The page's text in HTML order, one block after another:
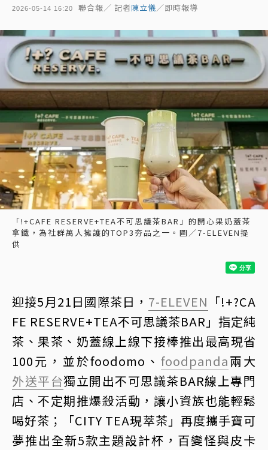
2026-05-14 16:20 聯合報／ 記者陳立儀／即時報導
「!+CAFE RESERVE+TEA不可思議茶BAR」的開心果奶蓋茶
拿鐵，為社群萬人擁護的TOP3夯品之一。圖／7-ELEVEN提
供
迎接5月21日國際茶日， 7-ELEVEN 「!+?CA
FE RESERVE+TEA不可思議茶BAR」指定純
茶、果茶、奶蓋線上線下接棒推出最高現省
100元，並於foodomo、 foodpanda兩大
外送平台獨立開出不可思議茶BAR線上專門
店、不定期推爆殺活動，讓小資族也能輕鬆
喝好茶；「CITY TEA現萃茶」再度攜手寶可
夢推出全新5款主題設計杯，百變怪與皮卡